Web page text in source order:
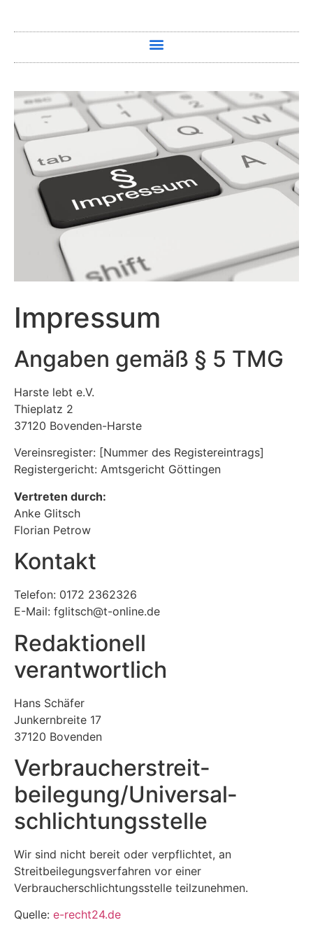
Impressum
Angaben gemäß § 5 TMG
Harste lebt e.V.
Thieplatz 2
37120 Bovenden-Harste
Vereinsregister: [Nummer des Registereintrags]
Registergericht: Amtsgericht Göttingen
Vertreten durch:
Anke Glitsch
Florian Petrow
Kontakt
Telefon: 0172 2362326
E-Mail: fglitsch@t-online.de
Redaktionell
verantwortlich
Hans Schäfer
Junkernbreite 17
37120 Bovenden
Verbraucher­streit­
beilegung/Universal­
schlichtungs­stelle
Wir sind nicht bereit oder verpflichtet, an
Streitbeilegungsverfahren vor einer
Verbraucherschlichtungsstelle teilzunehmen.
Quelle: e-recht24.de